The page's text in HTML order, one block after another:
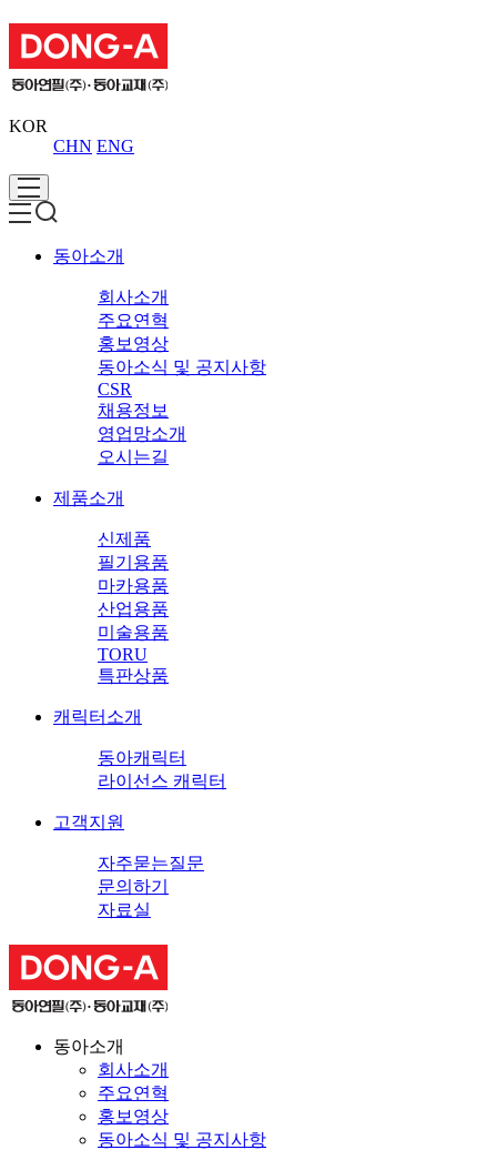
KOR
CHN ENG
동아소개
회사소개
주요연혁
홍보영상
동아소식 및 공지사항
CSR
채용정보
영업망소개
오시는길
제품소개
신제품
필기용품
마카용품
산업용품
미술용품
TORU
특판상품
캐릭터소개
동아캐릭터
라이선스 캐릭터
고객지원
자주묻는질문
문의하기
자료실
동아소개
회사소개
주요연혁
홍보영상
동아소식 및 공지사항